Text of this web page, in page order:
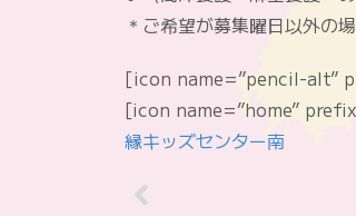
＊ご希望が募集曜日以外の
[icon name=”pencil-alt”
[icon name=”home”
縁キッズセンター南